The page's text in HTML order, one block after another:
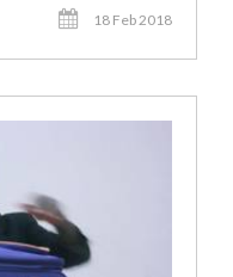
18 Feb 2018